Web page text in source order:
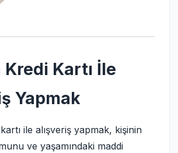
Kredi Kartı İle
Yapmak
ile alışveriş yapmak, kişinin
ve yaşamındaki maddi